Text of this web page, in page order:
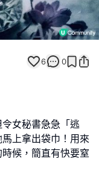
6 0
令女秘書急急「逃
上拿出袋巾！用來
候，簡直有快要窒